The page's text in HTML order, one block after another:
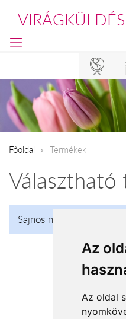
Az
Az oldal
Főoldal Termékek
Választható
Sajnos nincs talalat!